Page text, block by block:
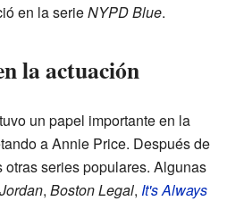
en la serieNYPD Blue.
la actuación
un papel importante en la
a Annie Price. Después de
series populares. Algunas
, Boston Legal, It's Always